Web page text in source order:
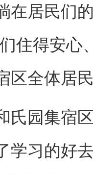
在居民们
住得安心
区全体居
园集宿区
学习的好